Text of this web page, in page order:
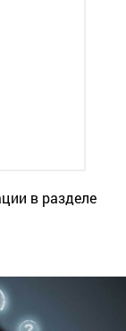
в разделе